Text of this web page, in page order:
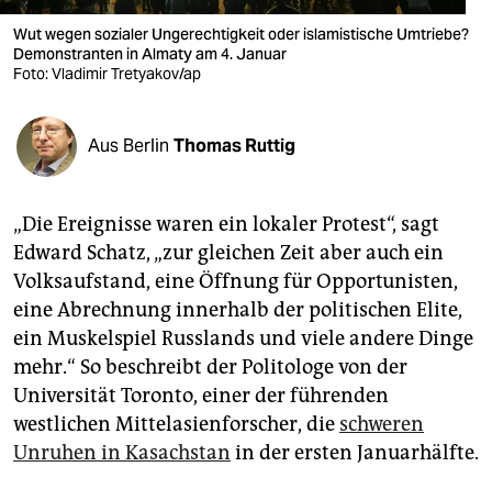
verlag
veranstaltungen
fragen & hilfe
abo
genossenschaft
epaper login
Wut wegen sozialer Ungerechtigkeit oder islamistische Umtriebe?
Demonstranten in Almaty am 4. Januar
Foto: Vladimir Tretyakov/ap
Aus Berlin Thomas Ruttig
„Die Ereignisse waren ein lokaler Protest“, sagt
Edward Schatz, „zur gleichen Zeit aber auch ein
Volksaufstand, eine Öffnung für Opportunisten,
eine Abrechnung innerhalb der politischen Elite,
ein Muskelspiel Russlands und viele andere Dinge
mehr.“ So beschreibt der Politologe von der
Universität Toronto, einer der führenden
westlichen Mittelasienforscher, die schweren
Unruhen in Kasachstan in der ersten Januarhälfte.